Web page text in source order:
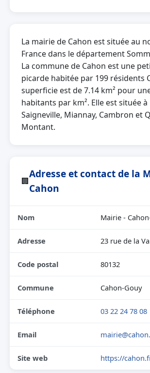
La mairie de Cahon est située au
France dans le département
La commune de Cahon est une
picarde habitée par 199 résidents
superficie est de 7.14 km² pour
habitants par km². Elle est située
Saigneville, Miannay, Cambron et
Montant.
🏢
Adresse et contact de la
Cahon
Nom Mairie -
Adresse 23 rue de la
Code postal 80132
Commune Cahon-Gouy
Téléphone 03 22 24 78 08
Email
Site web https://